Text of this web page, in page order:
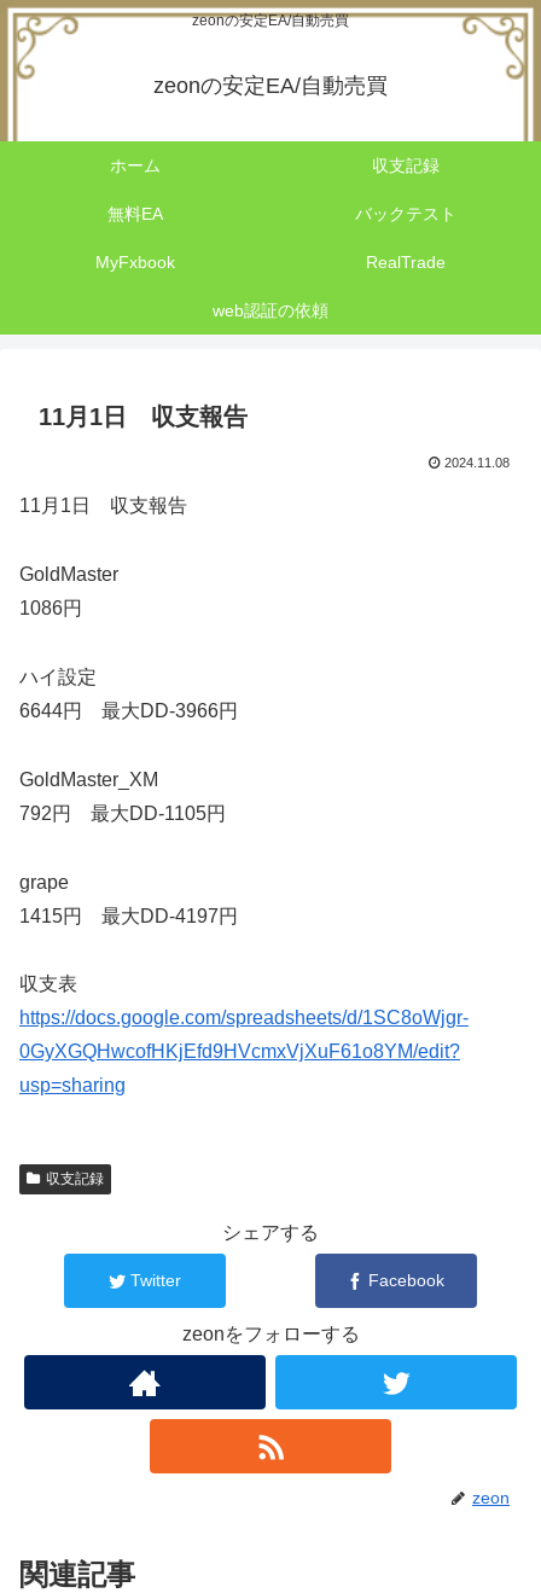
zeonの安定EA/自動売買
zeonの安定EA/自動売買
ホーム 収支記録
無料EA バックテスト
MyFxbook RealTrade
web認証の依頼
11月1日 収支報告
2024.11.08
11月1日 収支報告
GoldMaster
1086円
ハイ設定
6644円 最大DD-3966円
GoldMaster_XM
792円 最大DD-1105円
grape
1415円 最大DD-4197円
収支表
https://docs.google.com/spreadsheets/d/1SC8oWjgr-
0GyXGQHwcofHKjEfd9HVcmxVjXuF61o8YM/edit?
usp=sharing
収支記録
シェアする
Twitter Facebook
zeonをフォローする
zeon
関連記事